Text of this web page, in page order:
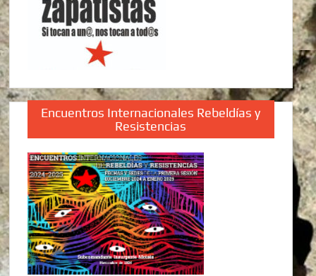
Encuentros Internacionales Rebeldías y
Resistencias